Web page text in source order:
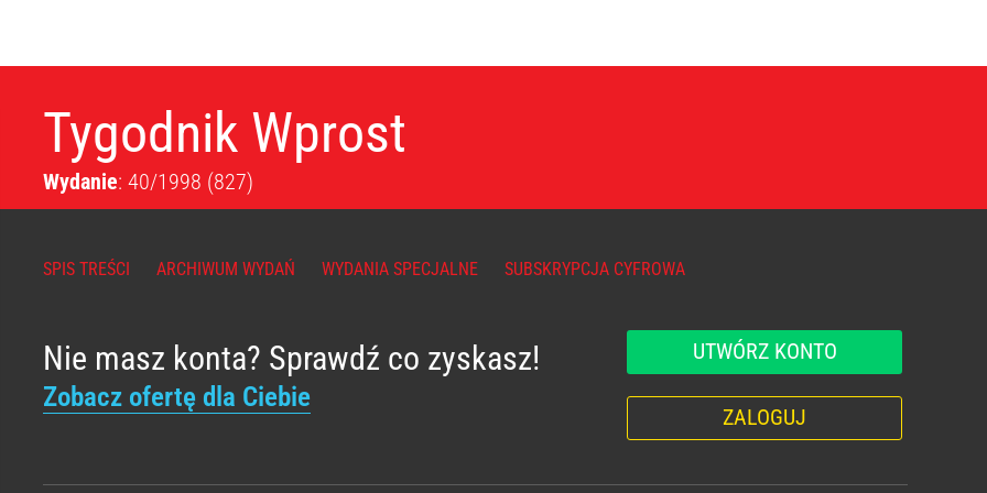
Tygodnik Wprost
Wydanie: 40/1998 (827)
SPIS TREŚCI ARCHIWUM WYDAŃ WYDANIA SPECJALNE SUBSKRYPCJA CYFROWA
Nie masz konta? Sprawdź co zyskasz!
Zobacz ofertę dla Ciebie
UTWÓRZ KONTO
ZALOGUJ